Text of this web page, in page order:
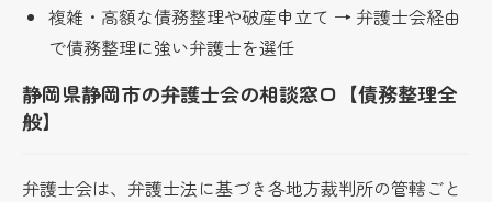
複雑・高額な債務整理や破産申立て → 弁護士会経由
で債務整理に強い弁護士を選任
静岡県静岡市の弁護士会の相談窓口【債務整理全
般】
弁護士会は、弁護士法に基づき各地方裁判所の管轄ごと